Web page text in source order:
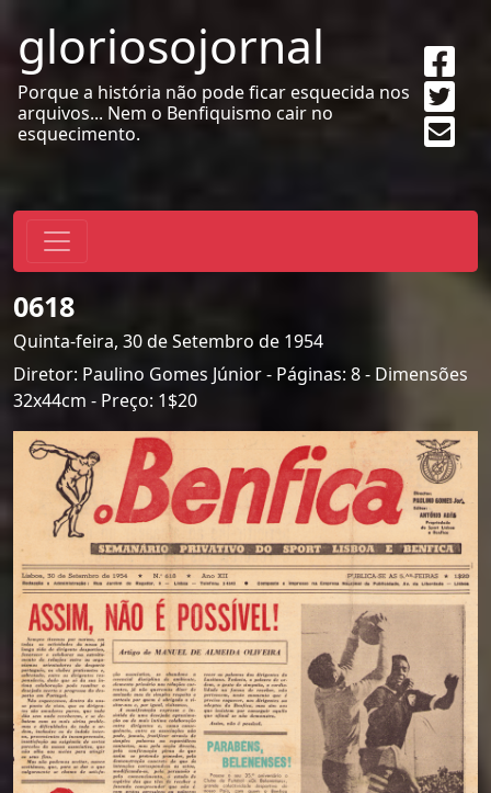
gloriosojornal
Porque a história não pode ficar esquecida nos
arquivos... Nem o Benfiquismo cair no
esquecimento.
on
0618
Quinta-feira, 30 de Setembro de 1954
Diretor: Paulino Gomes Júnior - Páginas: 8 - Dimensões
32x44cm - Preço: 1$20